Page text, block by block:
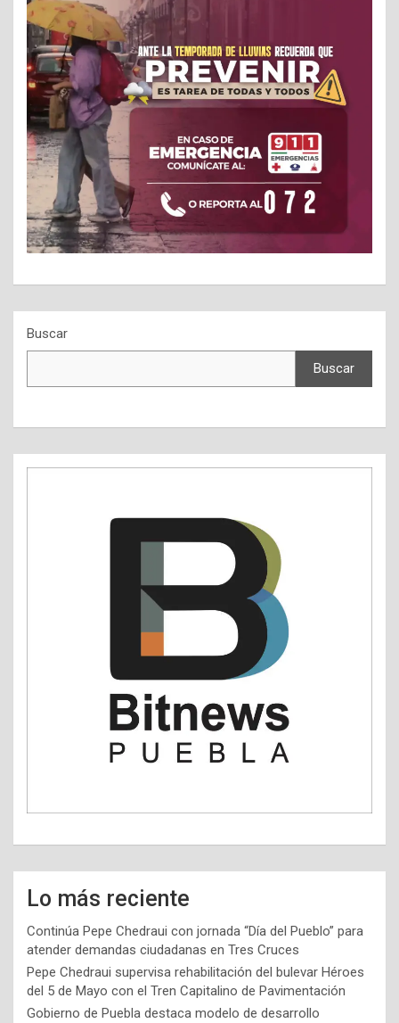
Buscar
Buscar
Lo más reciente
Continúa Pepe Chedraui con jornada “Día del Pueblo” para
atender demandas ciudadanas en Tres Cruces
Pepe Chedraui supervisa rehabilitación del bulevar Héroes
del 5 de Mayo con el Tren Capitalino de Pavimentación
Gobierno de Puebla destaca modelo de desarrollo